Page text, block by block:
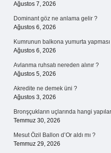
Ağustos 7, 2026
Dominant göz ne anlama gelir ?
Ağustos 6, 2026
Kumrunun balkona yumurta
Ağustos 6, 2026
Avlanma ruhsatı nereden alınır ?
Ağustos 5, 2026
Akredite ne demek üni ?
Ağustos 3, 2026
Bronşçukların uçlarında hangi
Temmuz 30, 2026
Mesut Özil Ballon d’Or aldı mı ?
Temmuz 29, 2026